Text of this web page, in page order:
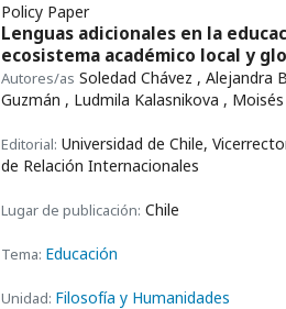
Policy Paper
Lenguas adicionales en la
ecosistema académico local y
Autores/as Soledad Chávez , Alejandra
Guzmán , Ludmila Kalasnikova ,
Editorial: Universidad de Chile,
de Relación Internacionales
Lugar de publicación: Chile
Tema: Educación
Unidad: Filosofía y Humanidades